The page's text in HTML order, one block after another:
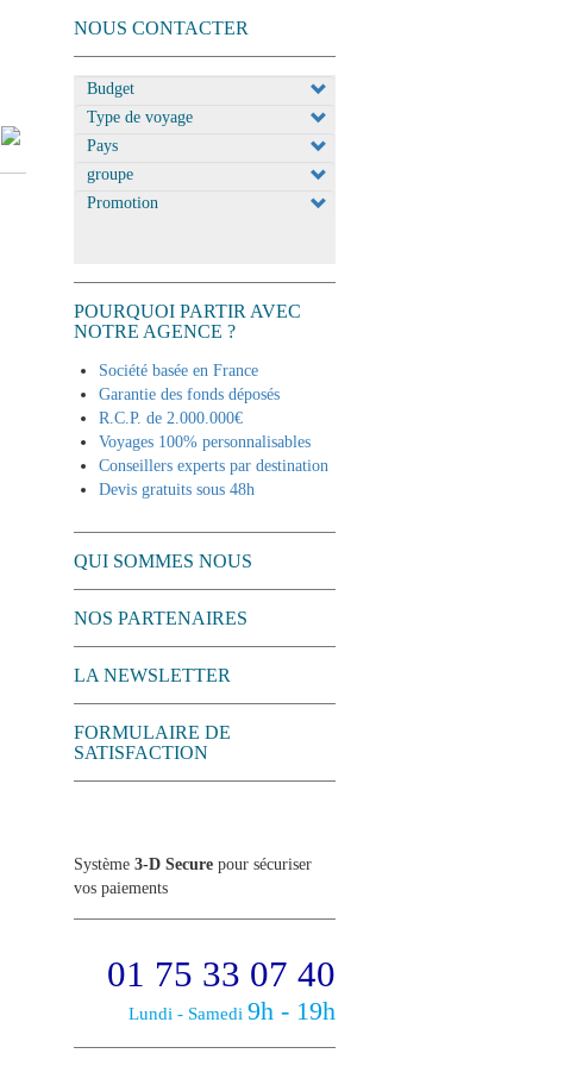
NOUS CONTACTER
POURQUOI PARTIR AVEC
NOTRE AGENCE ?
Société basée en France
Garantie des fonds déposés
R.C.P. de 2.000.000€
Voyages 100% personnalisables
Conseillers experts par destination
Devis gratuits sous 48h
QUI SOMMES NOUS
NOS PARTENAIRES
LA NEWSLETTER
FORMULAIRE DE
SATISFACTION
Système 3-D Secure pour sécuriser
vos paiements
01 75 33 07 40
Lundi - Samedi 9h - 19h